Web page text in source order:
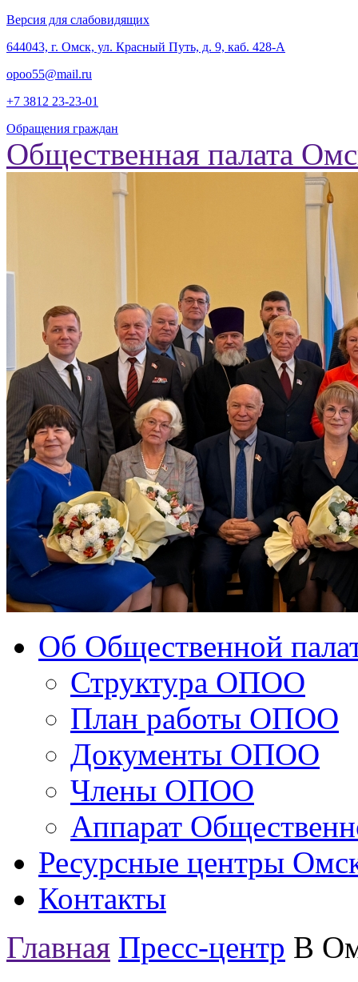
Версия для слабовидящих
‎644043, г. Омск, ул. Красный Путь, д. 9, каб. 428-А
opoo55@mail.ru
+7 3812 23-23-01
Обращения граждан
Общественная палата
Об Общественной
Структура ОПОО
План работы ОПОО
Документы ОПОО
Члены ОПОО
Аппарат
Ресурсные центры
Контакты
Главная Пресс-центр В